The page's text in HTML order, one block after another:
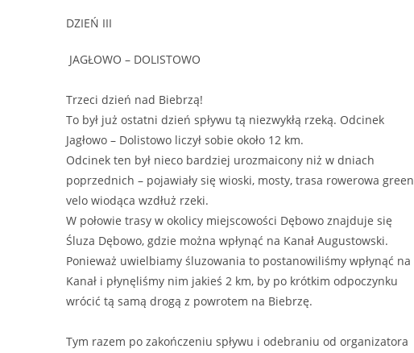
DZIEŃ III
JAGŁOWO – DOLISTOWO
Trzeci dzień nad Biebrzą!
To był już ostatni dzień spływu tą niezwykłą rzeką. Odcinek
Jagłowo – Dolistowo liczył sobie około 12 km.
Odcinek ten był nieco bardziej urozmaicony niż w dniach
poprzednich – pojawiały się wioski, mosty, trasa rowerowa green
velo wiodąca wzdłuż rzeki.
W połowie trasy w okolicy miejscowości Dębowo znajduje się
Śluza Dębowo, gdzie można wpłynąć na Kanał Augustowski.
Ponieważ uwielbiamy śluzowania to postanowiliśmy wpłynąć na
Kanał i płynęliśmy nim jakieś 2 km, by po krótkim odpoczynku
wrócić tą samą drogą z powrotem na Biebrzę.
Tym razem po zakończeniu spływu i odebraniu od organizatora